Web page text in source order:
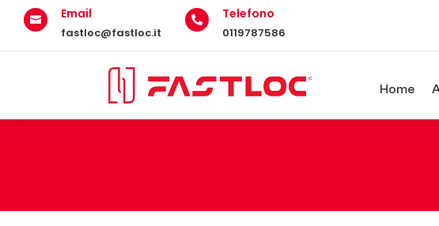
 Email
fastloc@fastloc.it
 Telefono
0119787586
Home